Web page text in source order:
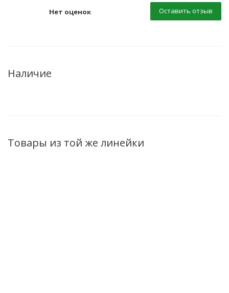
Нет оценок Оставить отзыв
Наличие
Товары из той же линейки